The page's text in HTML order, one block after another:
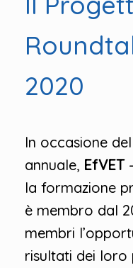
2020
In occasione
annuale, EfVET
la formazione
è membro dal
membri
risultati dei